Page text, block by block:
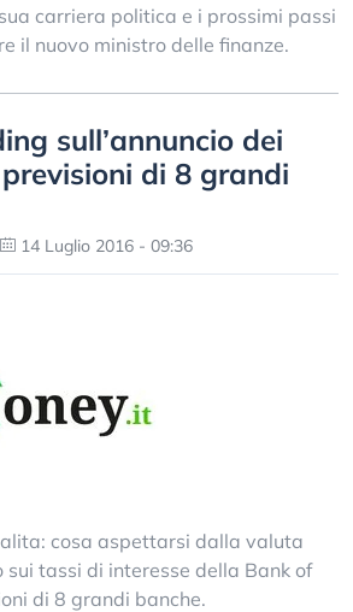
carriera politica e i prossimi passi
il nuovo ministro delle finanze.
sull’annuncio dei
di 8 grandi
14 Luglio 2016 - 09:36
cosa aspettarsi dalla valuta
sui tassi di interesse della Bank of
di 8 grandi banche.